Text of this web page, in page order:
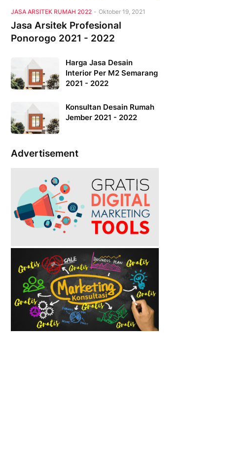
JASA ARSITEK RUMAH 2022 - Oktober 19, 2021
Jasa Arsitek Profesional
Ponorogo 2021 - 2022
Harga Jasa Desain
Interior Per M2 Semarang
2021 - 2022
Konsultan Desain Rumah
Jember 2021 - 2022
Advertisement